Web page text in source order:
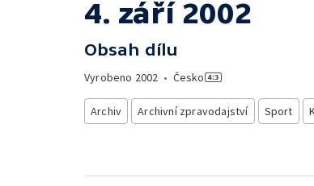
4. září 2002
Obsah dílu
Vyrobeno 2002 • Česko
Archiv Archivní zpravodajství Sport